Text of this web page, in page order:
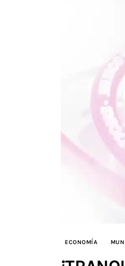
ECONOMÍA